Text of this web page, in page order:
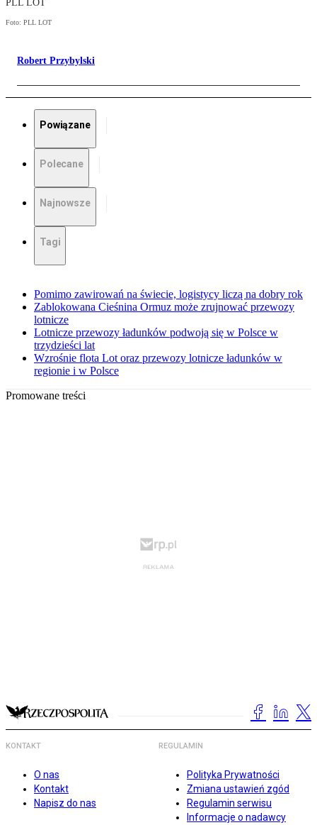
PLL LOT
Foto: PLL LOT
Robert Przybylski
Powiązane
Polecane
Najnowsze
Tagi
Pomimo zawirowań na świecie, logistycy liczą na dobry rok
Zablokowana Cieśnina Ormuz może zrujnować przewozy
lotnicze
Lotnicze przewozy ładunków podwoją się w Polsce w
trzydzieści lat
Wzrośnie flota Lot oraz przewozy lotnicze ładunków w
regionie i w Polsce
Promowane treści
KONTAKT
O nas
Kontakt
Napisz do nas
REGULAMIN
Polityka Prywatności
Zmiana ustawień zgód
Regulamin serwisu
Informacje o nadawcy